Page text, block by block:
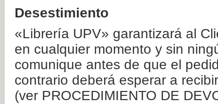
Desestimiento
«Librería UPV» garantizará al
en cualquier momento y sin
comunique antes de que el
contrario deberá esperar a
(ver PROCEDIMIENTO DE